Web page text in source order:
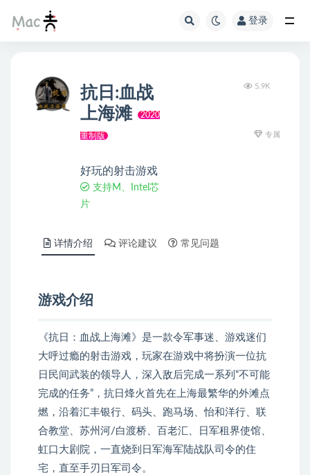
登录
抗日:血战
上海滩
2020
重制版
好玩的射击游戏
支持M、Intel芯
片
5.9K
专属
详情介绍 评论建议 常见问题
游戏介绍
《抗日：血战上海滩》是一款令军事迷、游戏迷们
大呼过瘾的射击游戏，玩家在游戏中将扮演一位抗
日民间武装的领导人，深入敌后完成一系列“不可能
完成的任务”，抗日烽火首先在上海最繁华的外滩点
燃，沿着汇丰银行、码头、跑马场、怡和洋行、联
合教堂、苏州河/白渡桥、百老汇、日军租界使馆、
虹口大剧院，一直烧到日军海军陆战队司令的住
宅，直至手刃日军司令。